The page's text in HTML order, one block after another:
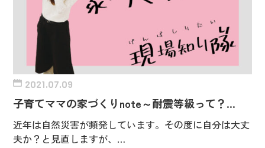
2021.07.09
子育てママの家づくりnote～耐震等級って？…
近年は自然災害が頻発しています。その度に自分は大丈
夫か？と見直しますが、…